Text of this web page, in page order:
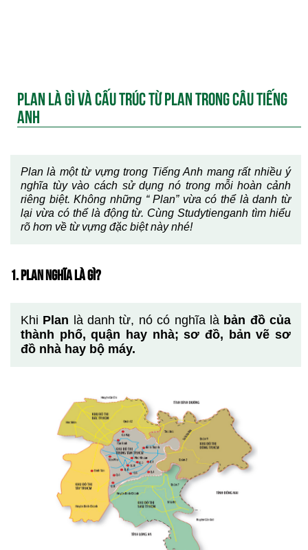
PLAN LÀ GÌ VÀ CẤU TRÚC TỪ PLAN TRONG CÂU TIẾNG
ANH
Plan là một từ vựng trong Tiếng Anh mang rất nhiều ý
nghĩa tùy vào cách sử dụng nó trong mỗi hoàn cảnh
riêng biệt. Không những “ Plan” vừa có thể là danh từ
lại vừa có thể là động từ. Cùng Studytienganh tìm hiểu
rõ hơn về từ vựng đặc biệt này nhé!
1. PLAN NGHĨA LÀ GÌ?
Khi Plan là danh từ, nó có nghĩa là bản đồ của
thành phố, quận hay nhà; sơ đồ, bản vẽ sơ
đồ nhà hay bộ máy.